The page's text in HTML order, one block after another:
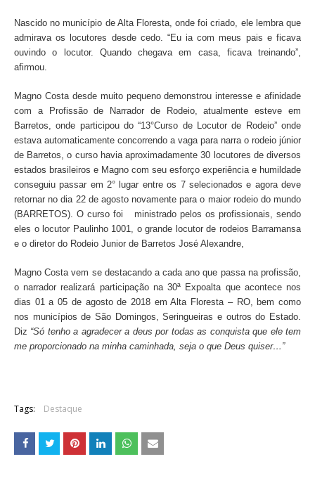
Nascido no município de Alta Floresta, onde foi criado, ele lembra que
admirava os locutores desde cedo. “Eu ia com meus pais e ficava
ouvindo o locutor. Quando chegava em casa, ficava treinando”,
afirmou.
Magno Costa desde muito pequeno demonstrou interesse e afinidade
com a Profissão de Narrador de Rodeio, atualmente esteve em
Barretos, onde participou do “13°Curso de Locutor de Rodeio” onde
estava automaticamente concorrendo a vaga para narra o rodeio júnior
de Barretos, o curso havia aproximadamente 30 locutores de diversos
estados brasileiros e Magno com seu esforço experiência e humildade
conseguiu passar em 2° lugar entre os 7 selecionados e agora deve
retornar no dia 22 de agosto novamente para o maior rodeio do mundo
(BARRETOS). O curso foi ministrado pelos os profissionais, sendo
eles o locutor Paulinho 1001, o grande locutor de rodeios Barramansa
e o diretor do Rodeio Junior de Barretos José Alexandre,
Magno Costa vem se destacando a cada ano que passa na profissão,
o narrador realizará participação na 30ª Expoalta que acontece nos
dias 01 a 05 de agosto de 2018 em Alta Floresta – RO, bem como
nos municípios de São Domingos, Seringueiras e outros do Estado.
Diz “Só tenho a agradecer a deus por todas as conquista que ele tem
me proporcionado na minha caminhada, seja o que Deus quiser…”
Tags: Destaque